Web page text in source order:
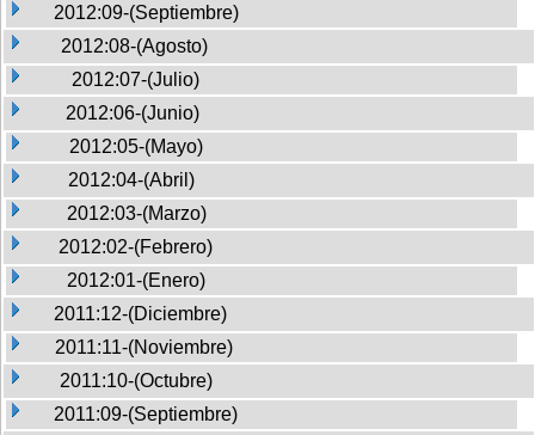
2012:09-(Septiembre)
2012:08-(Agosto)
2012:07-(Julio)
2012:06-(Junio)
2012:05-(Mayo)
2012:04-(Abril)
2012:03-(Marzo)
2012:02-(Febrero)
2012:01-(Enero)
2011:12-(Diciembre)
2011:11-(Noviembre)
2011:10-(Octubre)
2011:09-(Septiembre)